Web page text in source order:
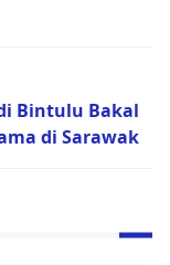
Bintulu Bakal
di Sarawak